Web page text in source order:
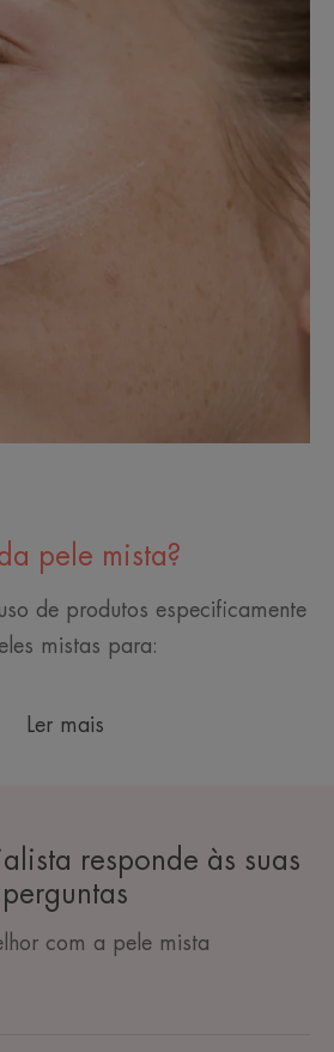
pele mista?
de produtos especificamente
mistas para:
Ler mais
responde às suas
perguntas
com a pele mista